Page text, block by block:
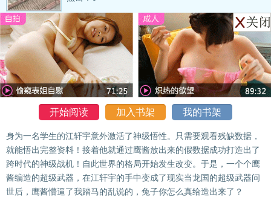
开始阅读 加入书架 我的书架
身为一名学生的江轩宇意外激活了神级悟性。只需要观看残缺数据，
就能悟出完整资料！接着他就通过鹰酱放出来的假数据成功打造出了
跨时代的神级战机！自此世界的格局开始发生改变。于是，一个个鹰
酱编造的超级武器，在江轩宇的手中变成了现实当龙国的超级武器问
世后，鹰酱懵逼了我踏马的乱说的，兔子你怎么真给造出来了？